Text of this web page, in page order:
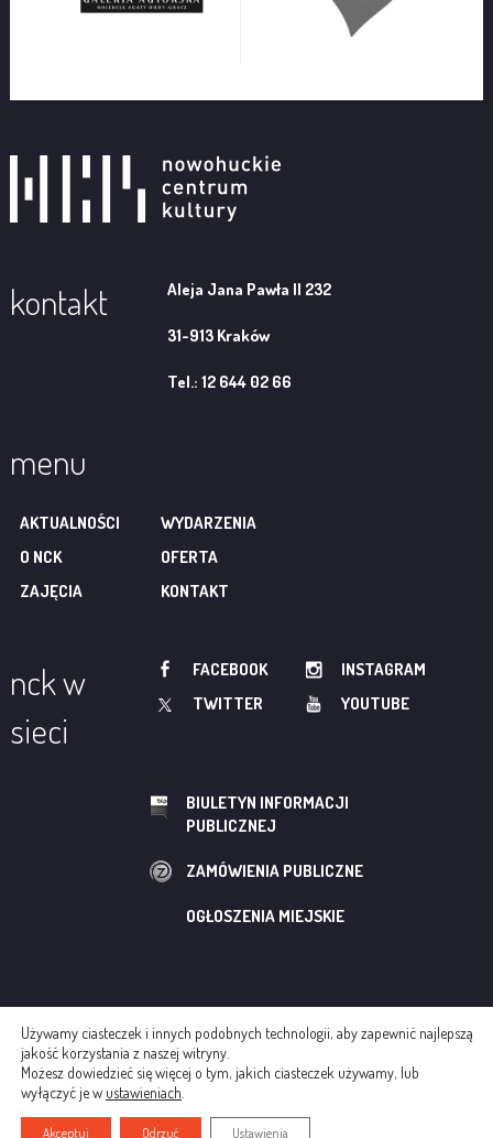
kontakt Aleja Jana Pawła II 232
31-913 Kraków
Tel.: 12 644 02 66
menu
AKTUALNOŚCI
WYDARZENIA
O NCK
OFERTA
ZAJĘCIA
KONTAKT
nck w
sieci
FACEBOOK
INSTAGRAM
TWITTER
YOUTUBE
BIULETYN INFORMACJI
PUBLICZNEJ
ZAMÓWIENIA PUBLICZNE
OGŁOSZENIA MIEJSKIE
© NOWOHUCKIE CENTRUM KULTURY
REGULAMINY
CREATED BY AGENCJA INTERAKTYWNA ADWEB
Używamy ciasteczek i innych podobnych technologii, aby zapewnić najlepszą
jakość korzystania z naszej witryny.
Możesz dowiedzieć się więcej o tym, jakich ciasteczek używamy, lub
wyłączyć je w ustawieniach
Akceptuj Odrzuć Ustawienia